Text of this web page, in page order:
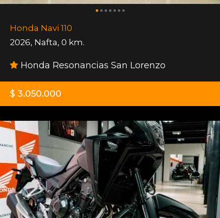
Honda Navi 110
2026, Nafta, 0 km.
Honda Resonancias San Lorenzo
$ 3.050.000